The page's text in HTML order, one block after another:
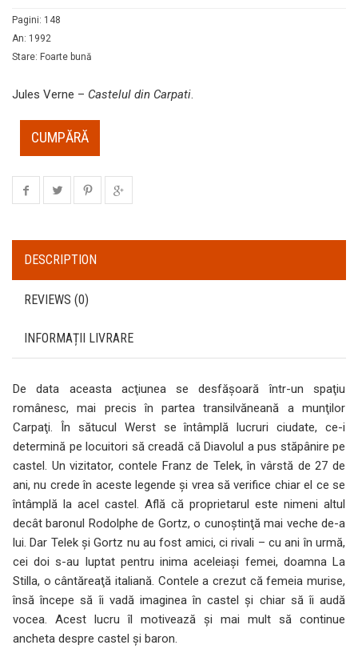
Pagini: 148
An: 1992
Stare: Foarte bună
Jules Verne – Castelul din Carpati.
CUMPĂRĂ
DESCRIPTION
REVIEWS (0)
INFORMAȚII LIVRARE
De data aceasta acţiunea se desfăşoară într-un spaţiu
românesc, mai precis în partea transilvăneană a munţilor
Carpaţi. În sătucul Werst se întâmplă lucruri ciudate, ce-i
determină pe locuitori să creadă că Diavolul a pus stăpânire pe
castel. Un vizitator, contele Franz de Telek, în vârstă de 27 de
ani, nu crede în aceste legende şi vrea să verifice chiar el ce se
întâmplă la acel castel. Află că proprietarul este nimeni altul
decât baronul Rodolphe de Gortz, o cunoştinţă mai veche de-a
lui. Dar Telek şi Gortz nu au fost amici, ci rivali – cu ani în urmă,
cei doi s-au luptat pentru inima aceleiaşi femei, doamna La
Stilla, o cântăreaţă italiană. Contele a crezut că femeia murise,
însă începe să îi vadă imaginea în castel şi chiar să îi audă
vocea. Acest lucru îl motivează şi mai mult să continue
ancheta despre castel şi baron.